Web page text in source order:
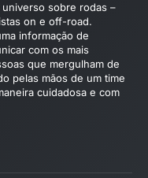
sobre rodas –
on e off-road.
informação de
com os mais
que mergulham de
pelas mãos de um time
cuidadosa e com